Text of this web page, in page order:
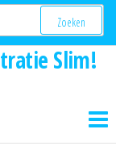
Slim!